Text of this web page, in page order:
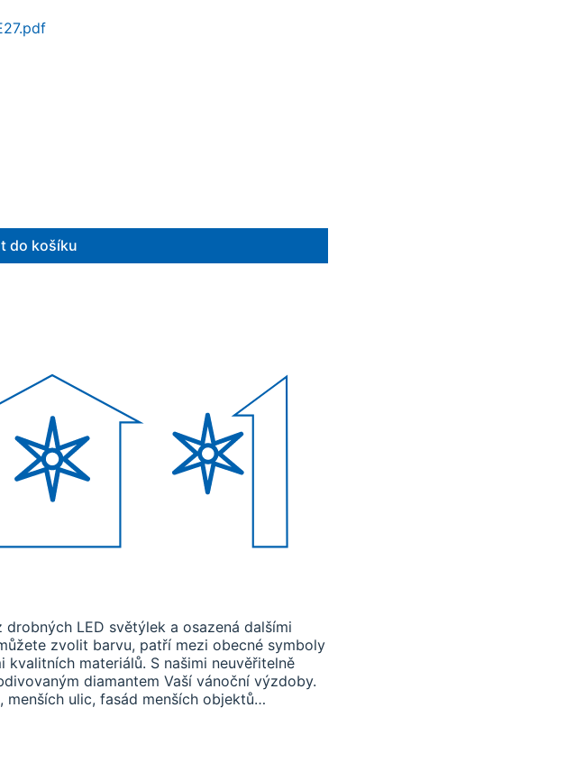
do košíku
LED světýlek a osazená dalšími
zvolit barvu, patří mezi obecné symboly
materiálů. S našimi neuvěřitelně
diamantem Vaší vánoční výzdoby.
ulic, fasád menších objektů…